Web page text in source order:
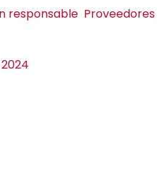
responsable Proveedores
2024